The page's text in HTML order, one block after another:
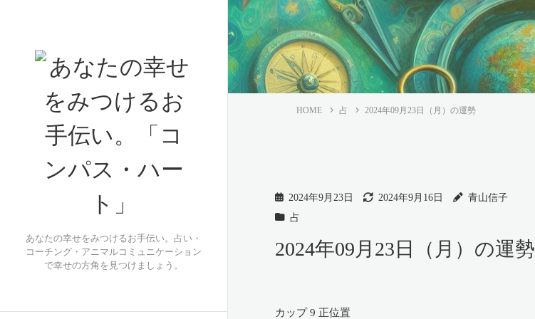
あなたの幸せをみつけるお手伝い。占い・
コーチング・アニマルコミュニケーション
で幸せの方角を見つけましょう。
HOME 占 2024年09月23日（月）の運勢
2024年9月23日 2024年9月16日
青山信子
占
2024年09月23日（月）の運勢
カップ 9 正位置